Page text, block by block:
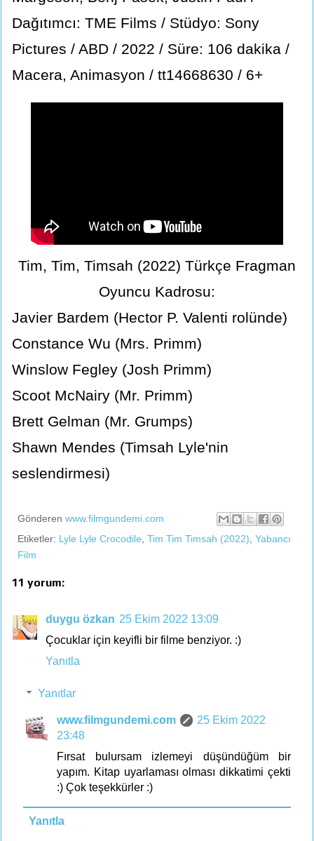
Dağıtımcı: TME Films / Stüdyo: Sony
Pictures / ABD / 2022 / Süre: 106 dakika /
Macera, Animasyon / tt14668630 / 6+
Tim, Tim, Timsah (2022) Türkçe Fragman
Oyuncu Kadrosu:
Javier Bardem (Hector P. Valenti rolünde)
Constance Wu (Mrs. Primm)
Winslow Fegley (Josh Primm)
Scoot McNairy (Mr. Primm)
Brett Gelman (Mr. Grumps)
Shawn Mendes (Timsah Lyle'nin
seslendirmesi)
Gönderen www.filmgundemi.com
Etiketler: Lyle Lyle Crocodile, Tim Tim Timsah (2022), Yabancı
Film
11 yorum:
duygu özkan 25 Ekim 2022 13:09
Çocuklar için keyifli bir filme benziyor. :)
Yanıtla
Yanıtlar
www.filmgundemi.com
25 Ekim 2022
23:48
Fırsat bulursam izlemeyi düşündüğüm bir
yapım. Kitap uyarlaması olması dikkatimi çekti
:) Çok teşekkürler :)
Yanıtla